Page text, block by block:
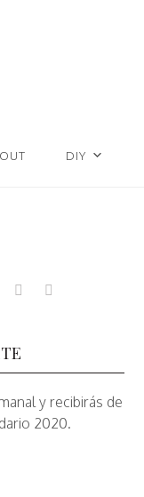
DIY
y recibirás de
2020.